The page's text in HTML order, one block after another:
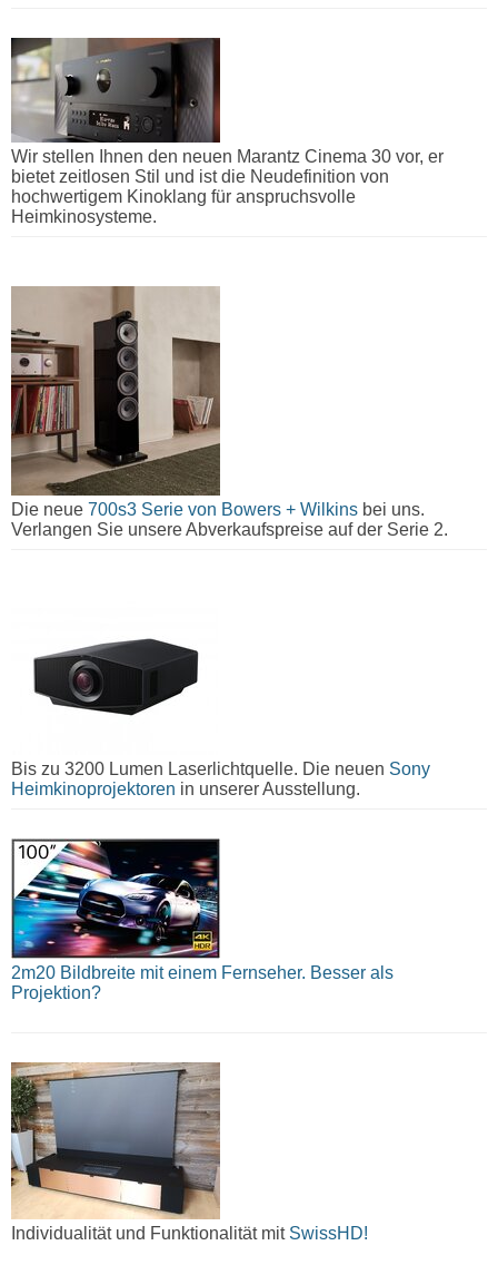
Wir stellen Ihnen den neuen Marantz Cinema 30 vor, er
bietet zeitlosen Stil und ist die Neudefinition von
hochwertigem Kinoklang für anspruchsvolle
Heimkinosysteme.
Die neue 700s3 Serie von Bowers + Wilkins bei uns.
Verlangen Sie unsere Abverkaufspreise auf der Serie 2.
Bis zu 3200 Lumen Laserlichtquelle. Die neuen Sony
Heimkinoprojektoren in unserer Ausstellung.
2m20 Bildbreite mit einem Fernseher. Besser als
Projektion?
Individualität und Funktionalität mitSwissHD!